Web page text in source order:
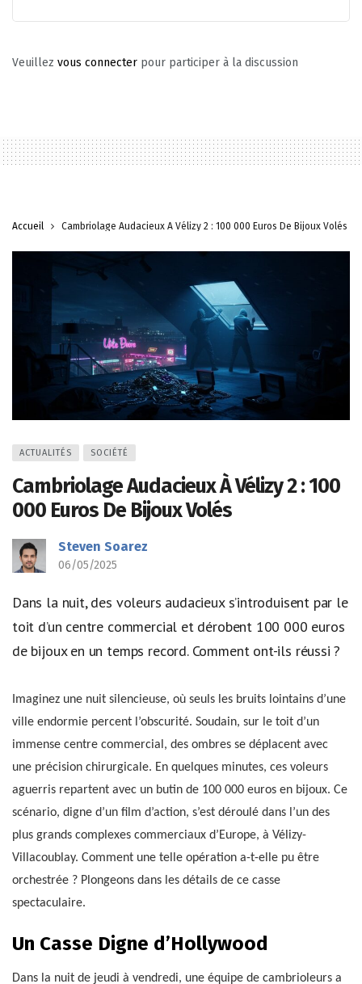
Veuillez vous connecter pour participer à la discussion
Accueil Cambriolage Audacieux À Vélizy 2 : 100 000 Euros De Bijoux Volés
ACTUALITÉS SOCIÉTÉ
Cambriolage Audacieux À Vélizy 2 : 100
000 Euros De Bijoux Volés
Steven Soarez
06/05/2025
Dans la nuit, des voleurs audacieux s’introduisent par le
toit d’un centre commercial et dérobent 100 000 euros
de bijoux en un temps record. Comment ont-ils réussi ?
Imaginez une nuit silencieuse, où seuls les bruits lointains d’une
ville endormie percent l’obscurité. Soudain, sur le toit d’un
immense centre commercial, des ombres se déplacent avec
une précision chirurgicale. En quelques minutes, ces voleurs
aguerris repartent avec un butin de 100 000 euros en bijoux. Ce
scénario, digne d’un film d’action, s’est déroulé dans l’un des
plus grands complexes commerciaux d’Europe, à Vélizy-
Villacoublay. Comment une telle opération a-t-elle pu être
orchestrée ? Plongeons dans les détails de ce casse
spectaculaire.
Un Casse Digne d’Hollywood
Dans la nuit de jeudi à vendredi, une équipe de cambrioleurs a